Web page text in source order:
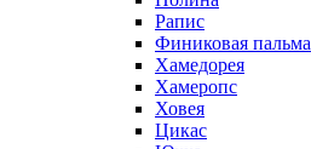
Рапис
Финиковая пальма
Хамедорея
Хамеропс
Ховея
Цикас